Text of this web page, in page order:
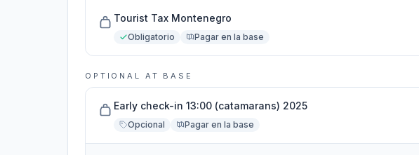
Tourist Tax Montenegro
Obligatorio Pagar en la base
OPTIONAL AT BASE
Early check-in 13:00 (catamarans) 2025
Opcional Pagar en la base